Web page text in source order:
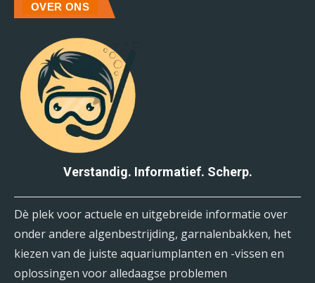
OVER ONS
Verstandig. Informatief. Scherp.
Dè plek voor actuele en uitgebreide informatie over
onder andere algenbestrijding, garnalenbakken, het
kiezen van de juiste aquariumplanten en -vissen en
oplossingen voor alledaagse problemen